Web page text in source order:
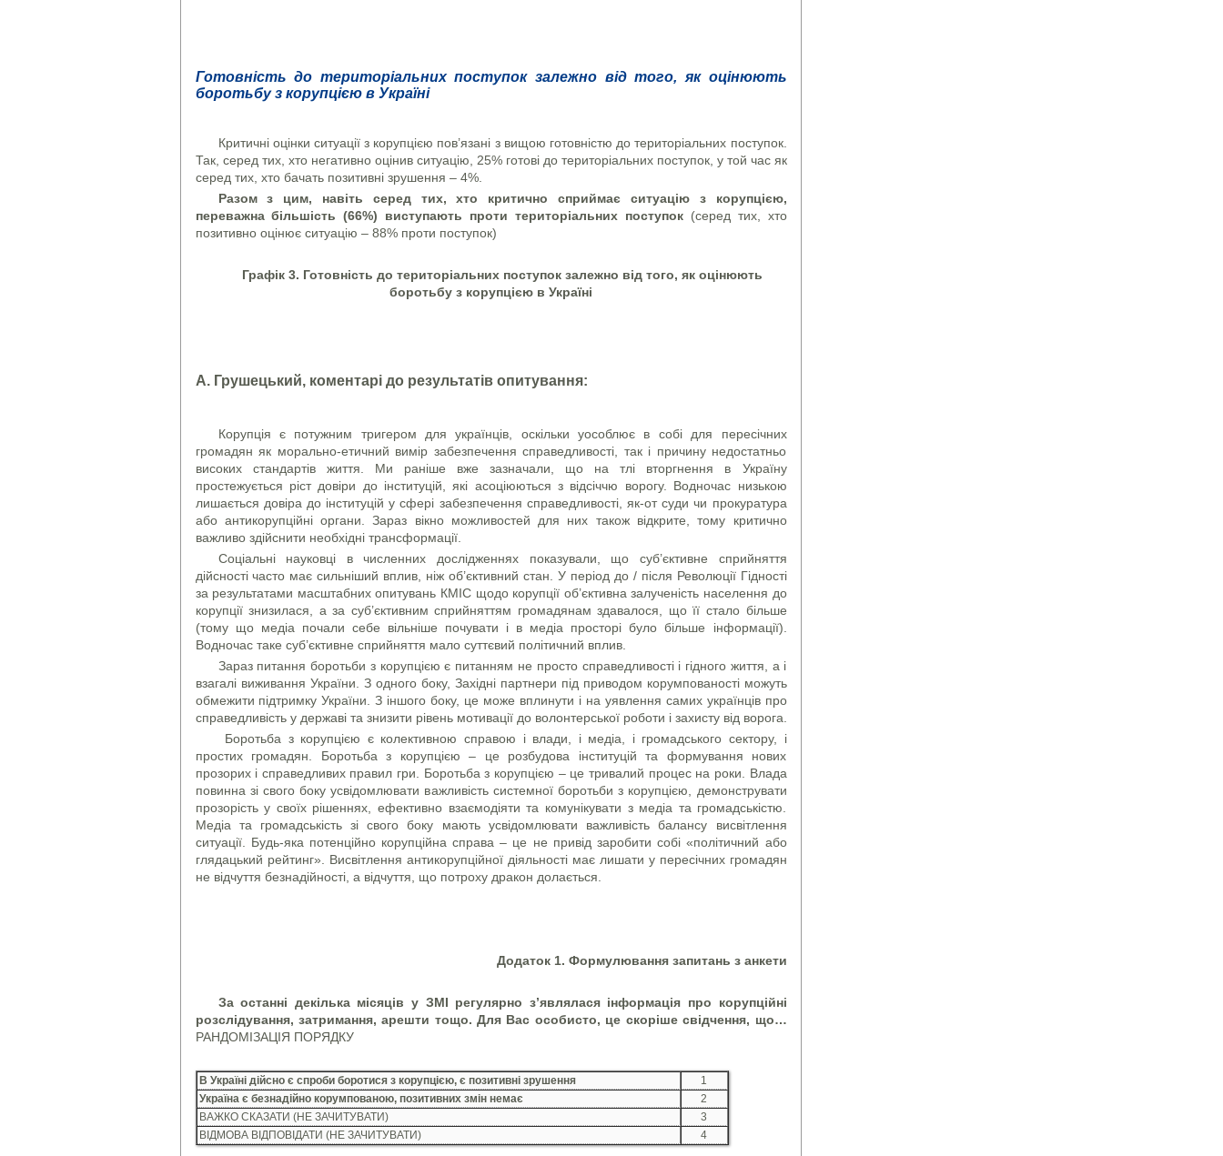
Готовність до територіальних поступок залежно від того, як оцінюють
боротьбу з корупцією в Україні
Критичні оцінки ситуації з корупцією пов’язані з вищою готовністю до територіальних поступок.
Так, серед тих, хто негативно оцінив ситуацію, 25% готові до територіальних поступок, у той час як
серед тих, хто бачать позитивні зрушення – 4%.
Разом з цим, навіть серед тих, хто критично сприймає ситуацію з корупцією,
переважна більшість (66%) виступають проти територіальних поступок(серед тих, хто
позитивно оцінює ситуацію – 88% проти поступок)
Графік 3. Готовність до територіальних поступок залежно від того, як оцінюють
боротьбу з корупцією в Україні
А. Грушецький, коментарі до результатів опитування:
Корупція є потужним тригером для українців, оскільки уособлює в собі для пересічних
громадян як морально-етичний вимір забезпечення справедливості, так і причину недостатньо
високих стандартів життя. Ми раніше вже зазначали, що на тлі вторгнення в Україну
простежується ріст довіри до інституцій, які асоціюються з відсіччю ворогу. Водночас низькою
лишається довіра до інституцій у сфері забезпечення справедливості, як-от суди чи прокуратура
або антикорупційні органи. Зараз вікно можливостей для них також відкрите, тому критично
важливо здійснити необхідні трансформації.
Соціальні науковці в численних дослідженнях показували, що суб’єктивне сприйняття
дійсності часто має сильніший вплив, ніж об’єктивний стан. У період до / після Революції Гідності
за результатами масштабних опитувань КМІС щодо корупції об’єктивна залученість населення до
корупції знизилася, а за суб’єктивним сприйняттям громадянам здавалося, що її стало більше
(тому що медіа почали себе вільніше почувати і в медіа просторі було більше інформації).
Водночас таке суб’єктивне сприйняття мало суттєвий політичний вплив.
Зараз питання боротьби з корупцією є питанням не просто справедливості і гідного життя, а і
взагалі виживання України. З одного боку, Західні партнери під приводом корумпованості можуть
обмежити підтримку України. З іншого боку, це може вплинути і на уявлення самих українців про
справедливість у державі та знизити рівень мотивації до волонтерської роботи і захисту від ворога.
Боротьба з корупцією є колективною справою і влади, і медіа, і громадського сектору, і
простих громадян. Боротьба з корупцією – це розбудова інституцій та формування нових
прозорих і справедливих правил гри. Боротьба з корупцією – це тривалий процес на роки. Влада
повинна зі свого боку усвідомлювати важливість системної боротьби з корупцією, демонструвати
прозорість у своїх рішеннях, ефективно взаємодіяти та комунікувати з медіа та громадськістю.
Медіа та громадськість зі свого боку мають усвідомлювати важливість балансу висвітлення
ситуації. Будь-яка потенційно корупційна справа – це не привід заробити собі «політичний або
глядацький рейтинг». Висвітлення антикорупційної діяльності має лишати у пересічних громадян
не відчуття безнадійності, а відчуття, що потроху дракон долається.
Додаток 1. Формулювання запитань з анкети
За останні декілька місяців у ЗМІ регулярно з’являлася інформація про корупційні
розслідування, затримання, арешти тощо. Для Вас особисто, це скоріше свідчення, що…
РАНДОМІЗАЦІЯ ПОРЯДКУ
В Україні дійсно є спроби боротися з корупцією, є позитивні зрушення
1
Україна є безнадійно корумпованою, позитивних змін немає
2
ВАЖКО СКАЗАТИ (НЕ ЗАЧИТУВАТИ)
3
ВІДМОВА ВІДПОВІДАТИ (НЕ ЗАЧИТУВАТИ)
4